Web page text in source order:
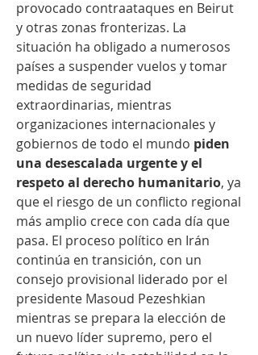
provocado contraataques en Beirut
y otras zonas fronterizas. La
situación ha obligado a numerosos
países a suspender vuelos y tomar
medidas de seguridad
extraordinarias, mientras
organizaciones internacionales y
gobiernos de todo el mundo piden
una desescalada urgente y el
respeto al derecho humanitario, ya
que el riesgo de un conflicto regional
más amplio crece con cada día que
pasa. El proceso político en Irán
continúa en transición, con un
consejo provisional liderado por el
presidente Masoud Pezeshkian
mientras se prepara la elección de
un nuevo líder supremo, pero el